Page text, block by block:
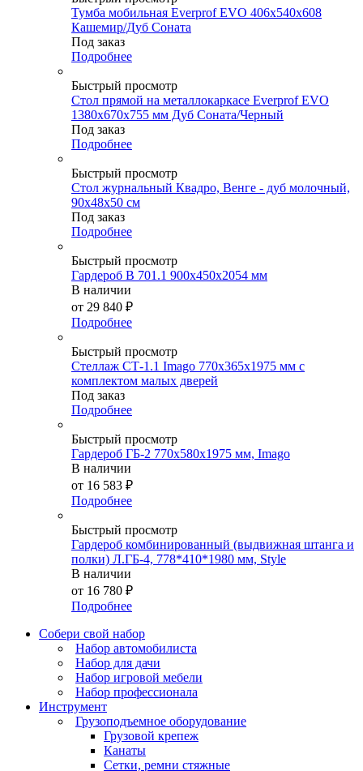
Тумба мобильная Everprof EVO 406х540х608
Кашемир/Дуб Соната
Под заказ
Подробнее
Быстрый просмотр
Стол прямой на металлокаркасе Everprof EVO
1380х670x755 мм Дуб Соната/Черный
Под заказ
Подробнее
Быстрый просмотр
Стол журнальный Квадро, Венге - дуб молочный,
90х48х50 см
Под заказ
Подробнее
Быстрый просмотр
Гардероб B 701.1 900х450х2054 мм
В наличии
от 29 840 ₽
Подробнее
Быстрый просмотр
Стеллаж СТ-1.1 Imago 770х365х1975 мм с
комплектом малых дверей
Под заказ
Подробнее
Быстрый просмотр
Гардероб ГБ-2 770х580х1975 мм, Imago
В наличии
от 16 583 ₽
Подробнее
Быстрый просмотр
Гардероб комбинированный (выдвижная штанга и
полки) Л.ГБ-4, 778*410*1980 мм, Style
В наличии
от 16 780 ₽
Подробнее
Собери свой набор
Набор автомобилиста
Набор для дачи
Набор игровой мебели
Набор профессионала
Инструмент
Грузоподъемное оборудование
Грузовой крепеж
Канаты
Сетки, ремни стяжные